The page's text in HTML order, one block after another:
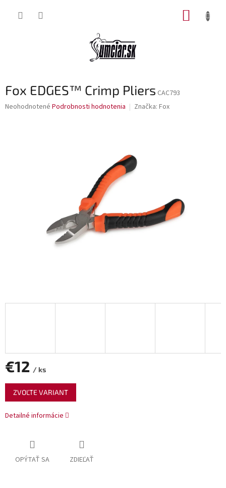
Fox EDGES™ Crimp Pliers CAC793
Priemerné
Neohodnotené Podrobnosti hodnotenia Značka: Fox
€12 / ks
Jednotková
cena:
ZVOĽTE VARIANT
Detailné informácie
OPÝTAŤ SA ZDIEĽAŤ